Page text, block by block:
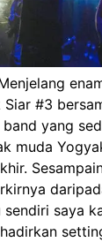
Siar #3
yang
muda
saya